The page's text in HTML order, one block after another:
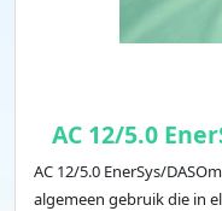
AC 12/5.0
AC 12/5.0 EnerSys/
algemeen gebruik die in